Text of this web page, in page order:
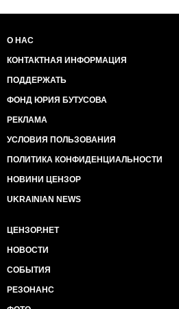
О НАС
КОНТАКТНАЯ ИНФОРМАЦИЯ
ПОДДЕРЖАТЬ
ФОНД ЮРИЯ БУТУСОВА
РЕКЛАМА
УСЛОВИЯ ПОЛЬЗОВАНИЯ
ПОЛИТИКА КОНФИДЕНЦИАЛЬНОСТИ
НОВИНИ ЦЕНЗОР
UKRAINIAN NEWS
ЦЕНЗОР.НЕТ
НОВОСТИ
СОБЫТИЯ
РЕЗОНАНС